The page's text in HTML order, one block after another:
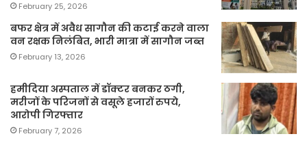
February 25, 2026
बफर क्षेत्र में अवैध सागौन की कटाई करने वाला
वन रक्षक निलंबित, भारी मात्रा में सागौन जब्त
February 13, 2026
हमीदिया अस्पताल में डॉक्टर बनकर ठगी,
मरीजों के परिजनों से वसूले हजारों रुपये,
आरोपी गिरफ्तार
February 7, 2026